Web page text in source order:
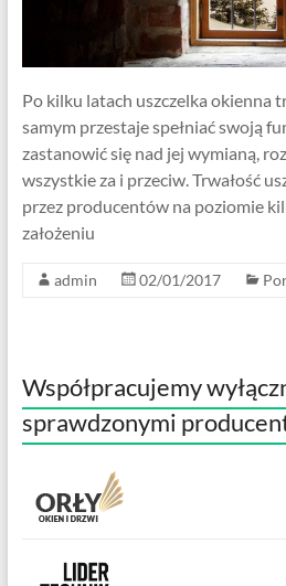
Po kilku latach uszczelka okienna
samym przestaje spełniać swoją
zastanowić się nad jej wymianą,
wszystkie za i przeciw. Trwałość
przez producentów na poziomie
założeniu
admin 02/01/2017
Współpracujemy
sprawdzonymi